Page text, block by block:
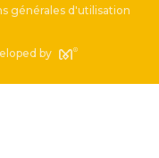
générales d'utilisation
by